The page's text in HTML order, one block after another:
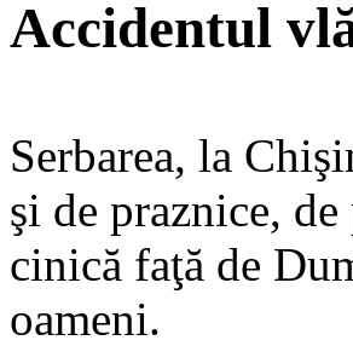
Accidentul
Serbarea, la
şi de praznice,
cinică faţă de
oameni.